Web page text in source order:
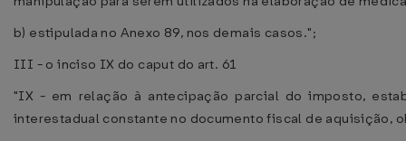
b) estipulada no Anexo 89, nos demais casos.";
III - o inciso IX do caput do art. 61
"IX - em relação à antecipação parcial do imposto,
interestadual constante no documento fiscal de aquisição,